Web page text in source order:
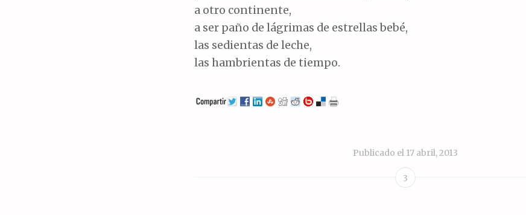
a otro continente,
a ser paño de lágrimas de estrellas bebé,
las sedientas de leche,
las hambrientas de tiempo.
Publicado el 17 abril, 2013
3